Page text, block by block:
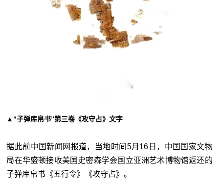
▲“子弹库帛书”第三卷《攻守占》文字
据此前中国新闻网报道，当地时间5月16日，中国国家文物
局在华盛顿接收美国史密森学会国立亚洲艺术博物馆返还的
子弹库帛书《五行令》《攻守占》。